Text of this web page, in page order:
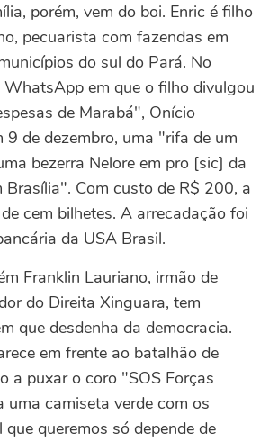
porém, vem do boi. Enric é filho
pecuarista com fazendas em
do sul do Pará. No
WhatsApp em que o filho divulgou
de Marabá", Onício
9 de dezembro, uma "rifa de um
bezerra Nelore em pro [sic] da
Brasília". Com custo de R$ 200, a
cem bilhetes. A arrecadação foi
da USA Brasil.
Franklin Lauriano, irmão de
do Direita Xinguara, tem
que desdenha da democracia.
em frente ao batalhão de
a puxar o coro "SOS Forças
uma camiseta verde com os
queremos só depende de